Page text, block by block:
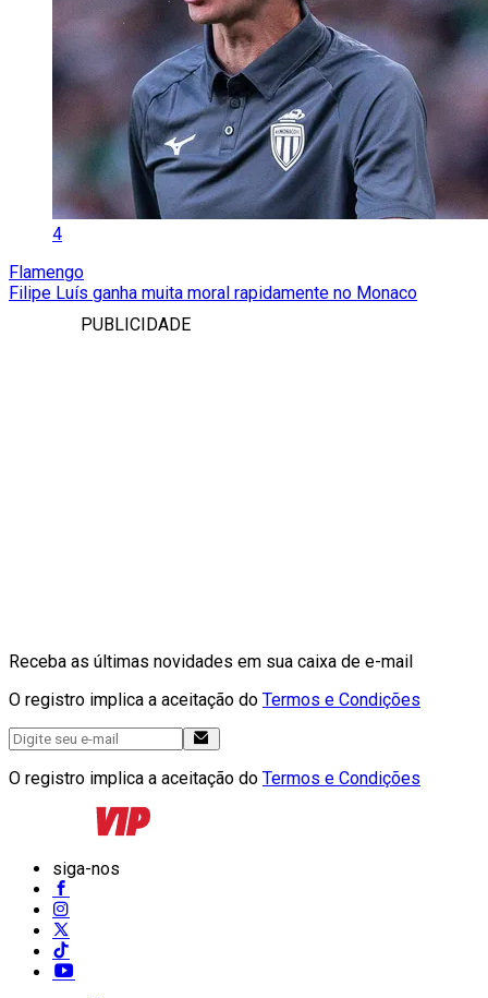
4
Flamengo
Filipe Luís ganha muita moral rapidamente no Monaco
PUBLICIDADE
Receba as últimas novidades em sua caixa de e-mail
O registro implica a aceitação do Termos e Condições
O registro implica a aceitação do Termos e Condições
siga-nos